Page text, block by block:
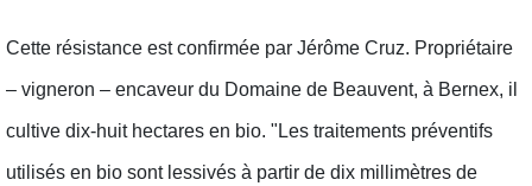
Cette résistance est confirmée par Jérôme Cruz. Propriétaire
– vigneron – encaveur du Domaine de Beauvent, à Bernex, il
cultive dix-huit hectares en bio. "Les traitements préventifs
utilisés en bio sont lessivés à partir de dix millimètres de